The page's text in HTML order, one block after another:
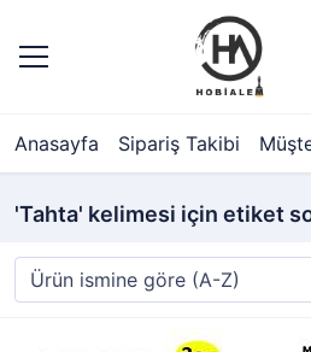
Anasayfa Sipariş Takibi
'Tahta' kelimesi için etiket